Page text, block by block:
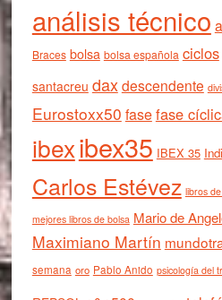
análisis técnico
Braces bolsa bolsa española ciclos
santacreu daxdescendente
Eurostoxx50 fasefase
ibexibex35 IBEX 35
Carlos Estévez libros
mejores libros de bolsa Mario de
Maximiano Martín
semana oro Pablo Anido psicología del